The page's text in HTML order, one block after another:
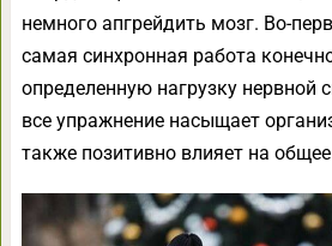
немного апгрейдить мозг. Во-
самая синхронная работа
определенную нагрузку нервной
все упражнение насыщает
также позитивно влияет на